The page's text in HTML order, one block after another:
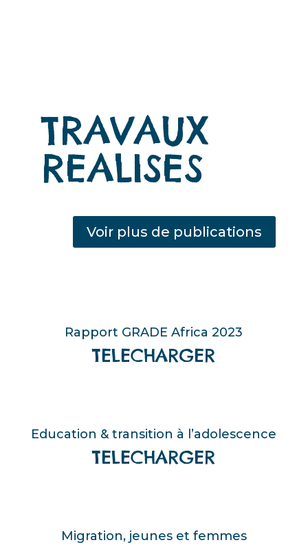
TRAVAUX
REALISES
Voir plus de publications
Rapport GRADE Africa 2023
TELECHARGER
Education & transition à l’adolescence
TELECHARGER
Migration, jeunes et femmes